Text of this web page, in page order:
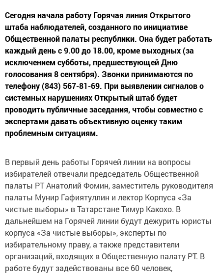
Сегодня начала работу Горячая линия Открытого
штаба наблюдателей, созданного по инициативе
Общественной палаты республики. Она будет работать
каждый день с 9.00 до 18.00, кроме выходных (за
исключением субботы, предшествующей Дню
голосования 8 сентября). Звонки принимаются по
телефону (843) 567-81-69. При выявлении сигналов о
системных нарушениях Открытый штаб будет
проводить публичные заседания, чтобы совместно с
экспертами давать объективную оценку таким
проблемным ситуациям.
В первый день работы Горячей линии на вопросы
избирателей отвечали председатель Общественной
палаты РТ Анатолий Фомин, заместитель руководителя
палаты Мунир Гафиятуллин и лектор Корпуса «За
чистые выборы» в Татарстане Тимур Какохо. В
дальнейшем на Горячей линии будут дежурить юристы
корпуса «За чистые выборы», эксперты по
избирательному праву, а также представители
организаций, входящих в Общественную палату РТ. В
работе будут задействованы все 60 человек,